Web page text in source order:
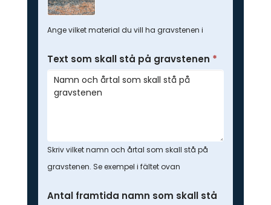
Ange vilket material du vill ha gravstenen i
Text som skall stå på gravstenen *
Skriv vilket namn och årtal som skall stå på
gravstenen. Se exempel i fältet ovan
Antal framtida namn som skall stå